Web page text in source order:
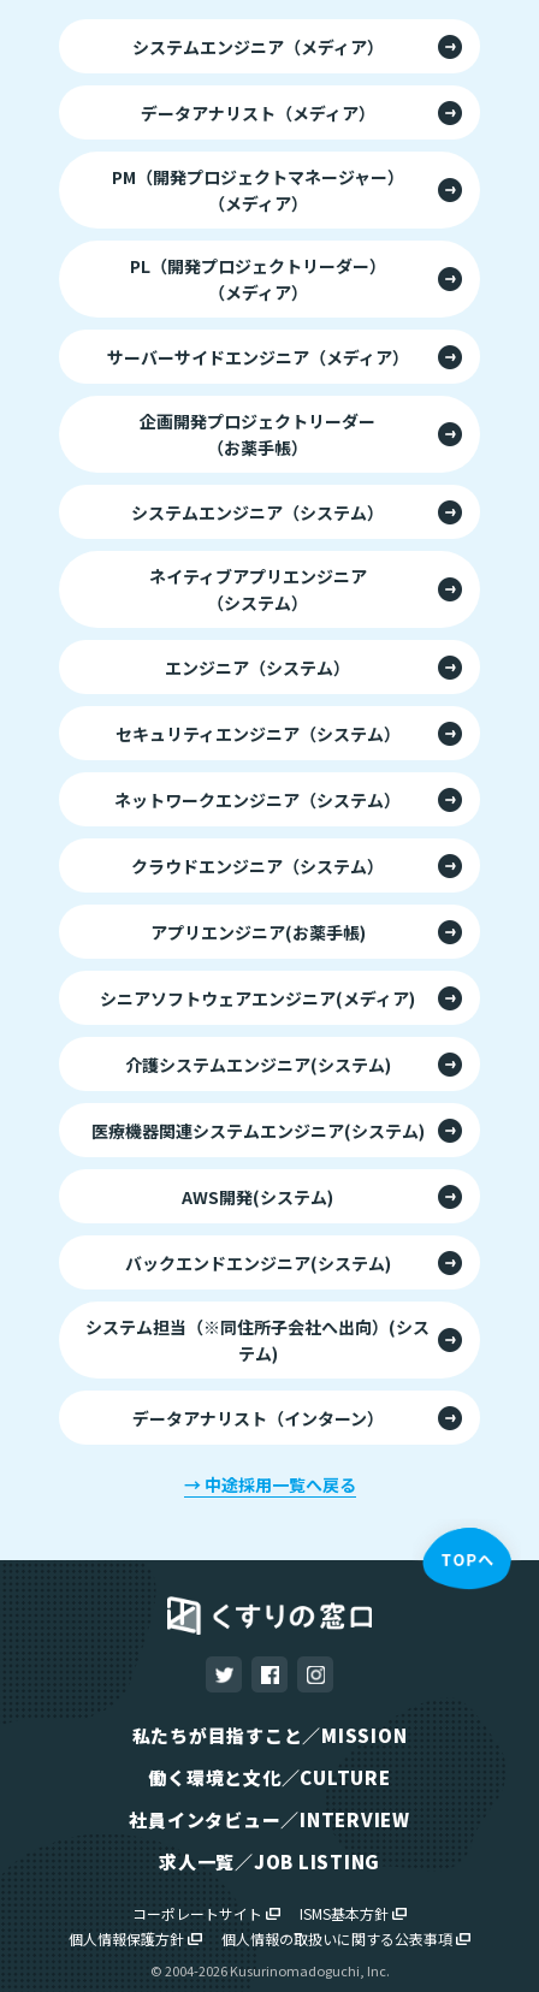
システムエンジニア（メディア）
データアナリスト（メディア）
PM（開発プロジェクトマネージャー）
（メディア）
PL（開発プロジェクトリーダー）
（メディア）
サーバーサイドエンジニア（メディア）
企画開発プロジェクトリーダー
（お薬手帳）
システムエンジニア（システム）
ネイティブアプリエンジニア
（システム）
エンジニア（システム）
セキュリティエンジニア（システム）
ネットワークエンジニア（システム）
クラウドエンジニア（システム）
アプリエンジニア(お薬手帳)
シニアソフトウェアエンジニア(メディア)
介護システムエンジニア(システム)
医療機器関連システムエンジニア(システム)
AWS開発(システム)
バックエンドエンジニア(システム)
システム担当（※同住所子会社へ出向）(シス
テム)
データアナリスト（インターン）
→ 中途採用一覧へ戻る
私たちが目指すこと／MISSION
働く環境と文化／CULTURE
社員インタビュー／INTERVIEW
求人一覧／JOB LISTING
コーポレートサイト
ISMS基本方針
個人情報保護方針
個人情報の取扱いに関する公表事項
© 2004-2026Kusurinomadoguchi, Inc.